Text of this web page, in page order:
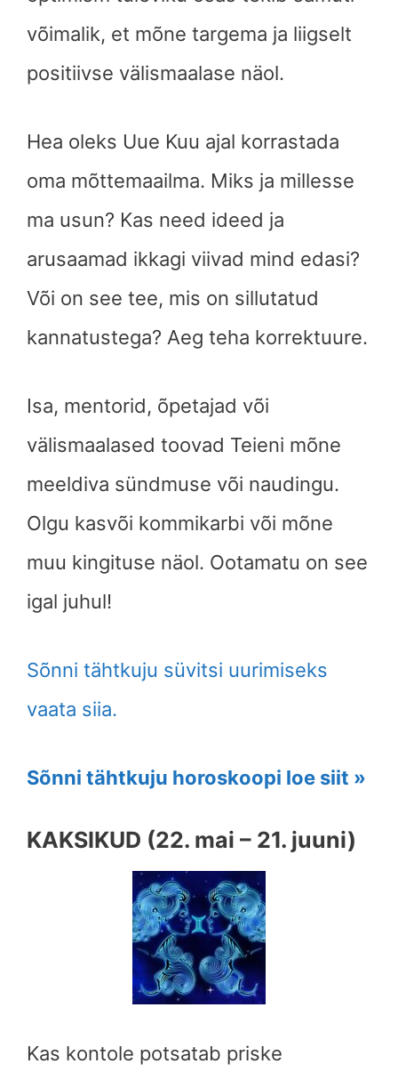
võimalik, et mõne targema ja liigselt
positiivse välismaalase näol.
Hea oleks Uue Kuu ajal korrastada
oma mõttemaailma. Miks ja millesse
ma usun? Kas need ideed ja
arusaamad ikkagi viivad mind edasi?
Või on see tee, mis on sillutatud
kannatustega? Aeg teha korrektuure.
Isa, mentorid, õpetajad või
välismaalased toovad Teieni mõne
meeldiva sündmuse või naudingu.
Olgu kasvõi kommikarbi või mõne
muu kingituse näol. Ootamatu on see
igal juhul!
Sõnni tähtkuju süvitsi uurimiseks
vaata siia.
Sõnni tähtkuju horoskoopi loe siit »
KAKSIKUD (22. mai – 21. juuni)
Kas kontole potsatab priske